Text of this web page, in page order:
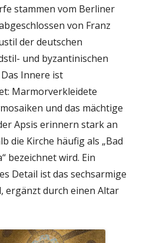
stammen vom Berliner
von Franz
der deutschen
und byzantinischen
Innere ist
Marmorverkleidete
und das mächtige
Apsis erinnern stark an
die Kirche häufig als „Bad
bezeichnet wird. Ein
Detail ist das sechsarmige
ergänzt durch einen Altar